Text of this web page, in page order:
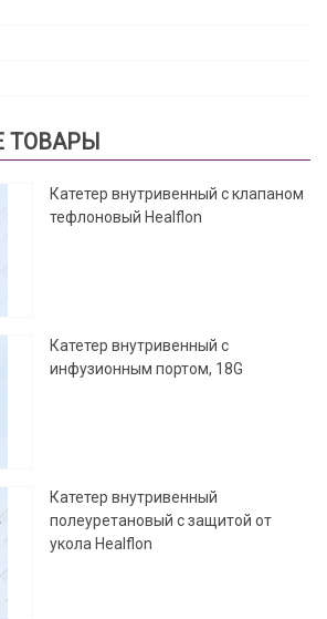
ТОВАРЫ
Катетер внутривенный с клапаном
тефлоновый Healflon
Катетер внутривенный с
инфузионным портом, 18G
Катетер внутривенный
полеуретановый с защитой от
укола Healflon